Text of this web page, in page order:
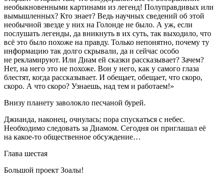
необыкновенными картинами из легенд! Полуправдивых или
вымышленных? Кто знает? Ведь научных сведений об этой
необычной звезде у них на Голонде не было. А уж, если
послушать легенды, да вникнуть в их суть, так выходило, что
всё это было похоже на правду. Только непонятно, почему ту
информацию так долго скрывали, да и сейчас особо
не рекламируют. Или Диам ей сказки рассказывает? Зачем?
Нет, на него это не похоже. Вон у него, как у самого глаза
блестят, когда рассказывает. И обещает, обещает, что скоро,
скоро. А что скоро? Узнаешь, над тем и работаем!»
Внизу планету заволокло песчаной бурей.
Джианда, наконец, очнулась; пора спускаться с небес.
Необходимо следовать за Диамом. Сегодня он приглашал её
на какое-то общественное обсуждение…
Глава шестая
Большой проект Зоалы!